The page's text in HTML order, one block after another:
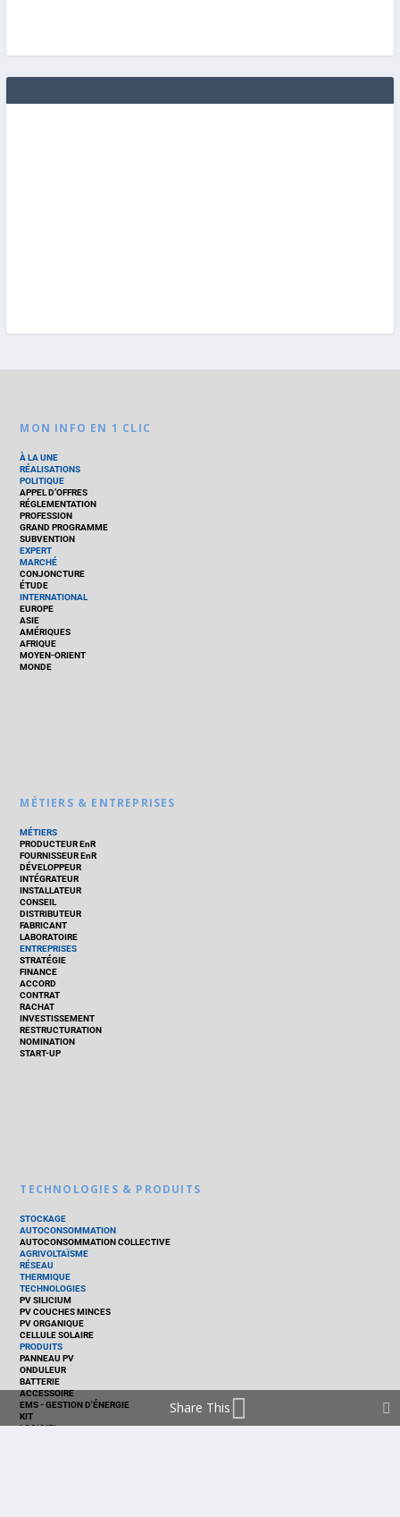
MON INFO EN 1 CLIC
À LA UNE
RÉALISATIONS
POLITIQUE
APPEL D’OFFRES
RÉGLEMENTATION
PROFESSION
GRAND PROGRAMME
SUBVENTION
EXPERT
MARCHÉ
CONJONCTURE
ÉTUDE
INTERNATIONAL
EUROPE
ASIE
AMÉRIQUES
AFRIQUE
MOYEN-ORIENT
MONDE
MÉTIERS & ENTREPRISES
MÉTIERS
PRODUCTEUR EnR
FOURNISSEUR EnR
DÉVELOPPEUR
INTÉGRATEUR
INSTALLATEUR
CONSEIL
DISTRIBUTEUR
FABRICANT
LABORATOIRE
ENTREPRISES
STRATÉGIE
FINANCE
ACCORD
CONTRAT
RACHAT
INVESTISSEMENT
RESTRUCTURATION
NOMINATION
START-UP
TECHNOLOGIES & PRODUITS
STOCKAGE
AUTOCONSOMMATION
AUTOCONSOMMATION COLLECTIVE
AGRIVOLTAÏSME
RÉSEAU
THERMIQUE
TECHNOLOGIES
PV SILICIUM
PV COUCHES MINCES
PV ORGANIQUE
CELLULE SOLAIRE
PRODUITS
PANNEAU PV
ONDULEUR
BATTERIE
ACCESSOIRE
EMS - GESTION D'ÉNERGIE
KIT
LOGICIEL
Share This